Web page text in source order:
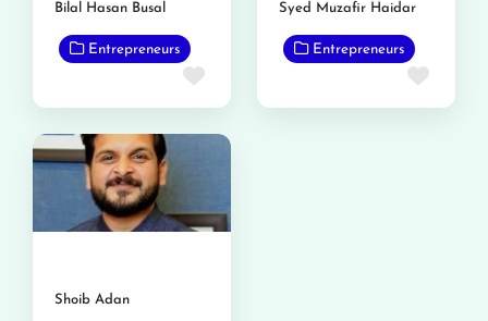
Bilal Hasan Busal
Entrepreneurs
Favorite
Syed Muzafir Haidar
Entrepreneurs
Shoib Adan